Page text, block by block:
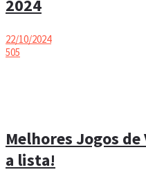
2024
22/10/2024
505
Melhores Jogos
a lista!